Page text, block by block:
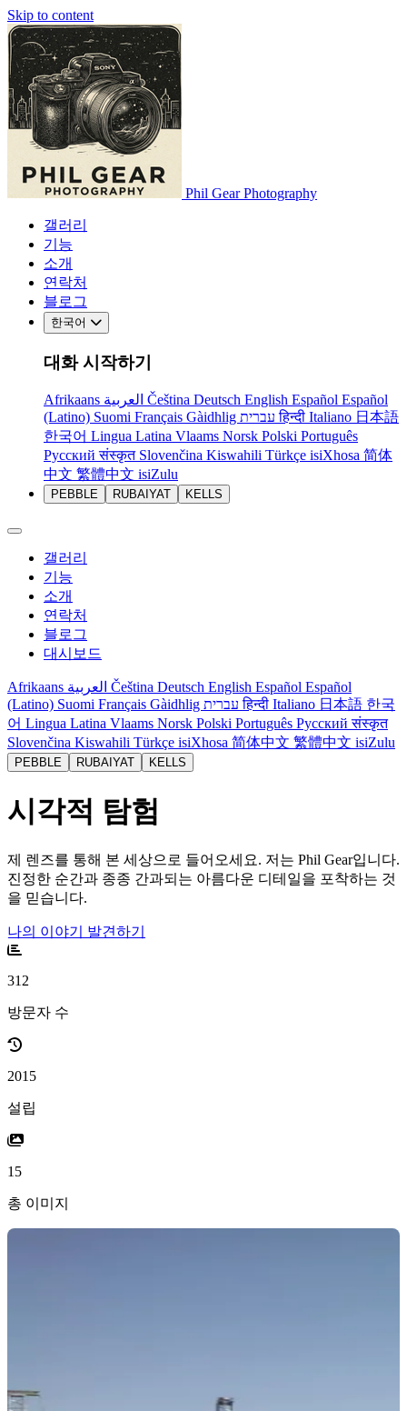
Skip to content
Phil Gear Photography
갤러리
기능
소개
연락처
블로그
한국어
대화 시작하기
Afrikaans Čeština Deutsch English Español Español
(Latino) Suomi Français Gàidhlig עבריתहिन्दी Italiano 日本語
한국어 Lingua Latina Vlaams Norsk Polski Português
Русскийसंस्कृत Slovenčina Kiswahili Türkçe isiXhosa 简体
中文 繁體中文 isiZulu
PEBBLE RUBAIYAT KELLS
갤러리
기능
소개
연락처
블로그
대시보드
Afrikaans Čeština Deutsch English Español Español
(Latino) Suomi Français Gàidhlig עבריתहिन्दी Italiano 日本語 한국
어 Lingua Latina Vlaams Norsk Polski Português Русскийसंस्कृत
Slovenčina Kiswahili Türkçe isiXhosa 简体中文 繁體中文 isiZulu
PEBBLE RUBAIYAT KELLS
시각적 탐험
제 렌즈를 통해 본 세상으로 들어오세요. 저는 Phil Gear입니다.
진정한 순간과 종종 간과되는 아름다운 디테일을 포착하는 것
을 믿습니다.
나의 이야기 발견하기
312
방문자 수
2015
설립
15
총 이미지